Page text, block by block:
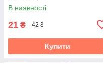
В наявності
21 ₴ 42 ₴
Купити